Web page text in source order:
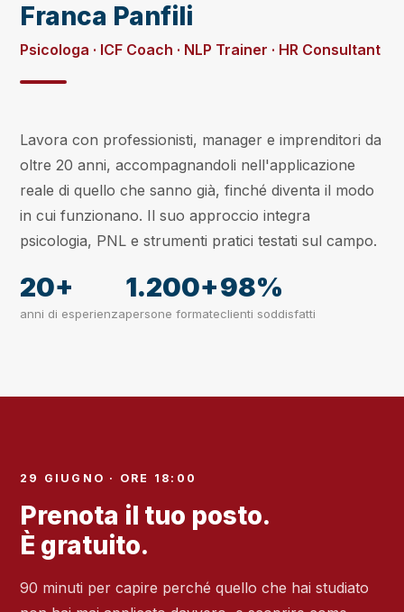
Franca Panfili
Psicologa · ICF Coach · NLP Trainer · HR Consultant
Lavora con professionisti, manager e imprenditori da
oltre 20 anni, accompagnandoli nell'applicazione
reale di quello che sanno già, finché diventa il modo
in cui funzionano. Il suo approccio integra
psicologia, PNL e strumenti pratici testati sul campo.
20+
anni di esperienza
1.200+
persone formate
98%
clienti soddisfatti
29 GIUGNO · ORE 18:00
Prenota il tuo posto.
È gratuito.
90 minuti per capire perché quello che hai studiato